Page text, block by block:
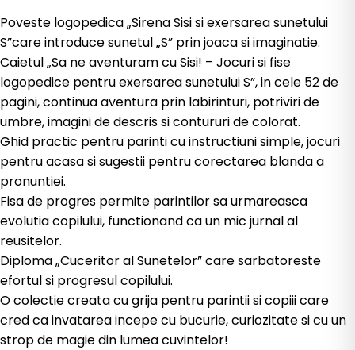
Poveste logopedica „Sirena Sisi si exersarea sunetului
S”care introduce sunetul „S” prin joaca si imaginatie.
Caietul „Sa ne aventuram cu Sisi! – Jocuri si fise
logopedice pentru exersarea sunetului S”, in cele 52 de
pagini, continua aventura prin labirinturi, potriviri de
umbre, imagini de descris si contururi de colorat.
Ghid practic pentru parinti cu instructiuni simple, jocuri
pentru acasa si sugestii pentru corectarea blanda a
pronuntiei.
Fisa de progres permite parintilor sa urmareasca
evolutia copilului, functionand ca un mic jurnal al
reusitelor.
Diploma „Cuceritor al Sunetelor” care sarbatoreste
efortul si progresul copilului.
O colectie creata cu grija pentru parintii si copiii care
cred ca invatarea incepe cu bucurie, curiozitate si cu un
strop de magie din lumea cuvintelor!